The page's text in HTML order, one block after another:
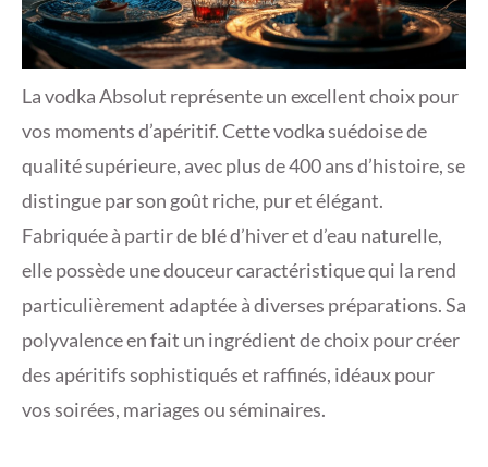
La vodka Absolut représente un excellent choix pour
vos moments d’apéritif. Cette vodka suédoise de
qualité supérieure, avec plus de 400 ans d’histoire, se
distingue par son goût riche, pur et élégant.
Fabriquée à partir de blé d’hiver et d’eau naturelle,
elle possède une douceur caractéristique qui la rend
particulièrement adaptée à diverses préparations. Sa
polyvalence en fait un ingrédient de choix pour créer
des apéritifs sophistiqués et raffinés, idéaux pour
vos soirées, mariages ou séminaires.